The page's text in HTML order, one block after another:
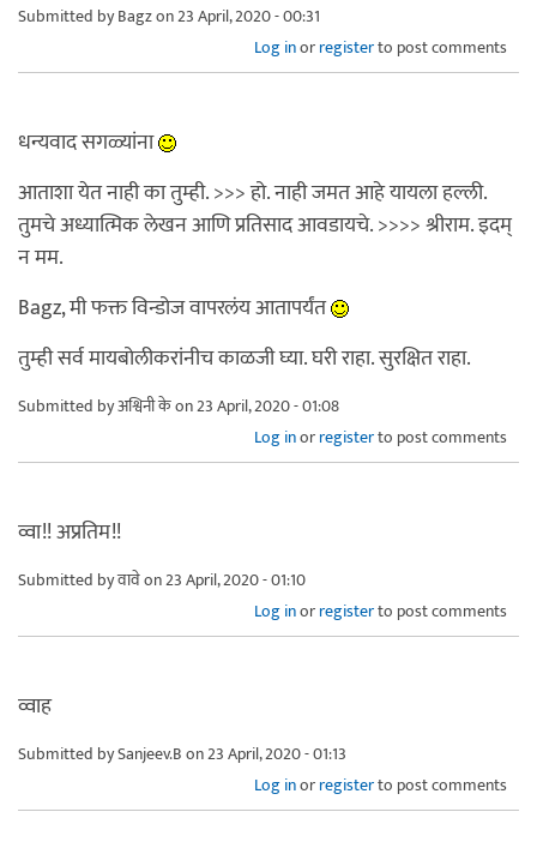
Submitted byBagzon 23 April, 2020 - 00:31
Log inorregisterto post comments
धन्यवाद सगळ्यांना
आताशा येत नाही का तुम्ही. >>> हो. नाही जमत आहे यायला हल्ली.
तुमचे अध्यात्मिक लेखन आणि प्रतिसाद आवडायचे. >>>> श्रीराम. इदम्
न मम.
Bagz, मी फक्त विन्डोज वापरलंय आतापर्यंत
तुम्ही सर्व मायबोलीकरांनीच काळजी घ्या. घरी राहा. सुरक्षित राहा.
Submitted byअश्विनी केon 23 April, 2020 - 01:08
Log inorregisterto post comments
व्वा!! अप्रतिम!!
Submitted byवावेon 23 April, 2020 - 01:10
Log inorregisterto post comments
व्वाह
Submitted bySanjeev.Bon 23 April, 2020 - 01:13
Log inorregisterto post comments